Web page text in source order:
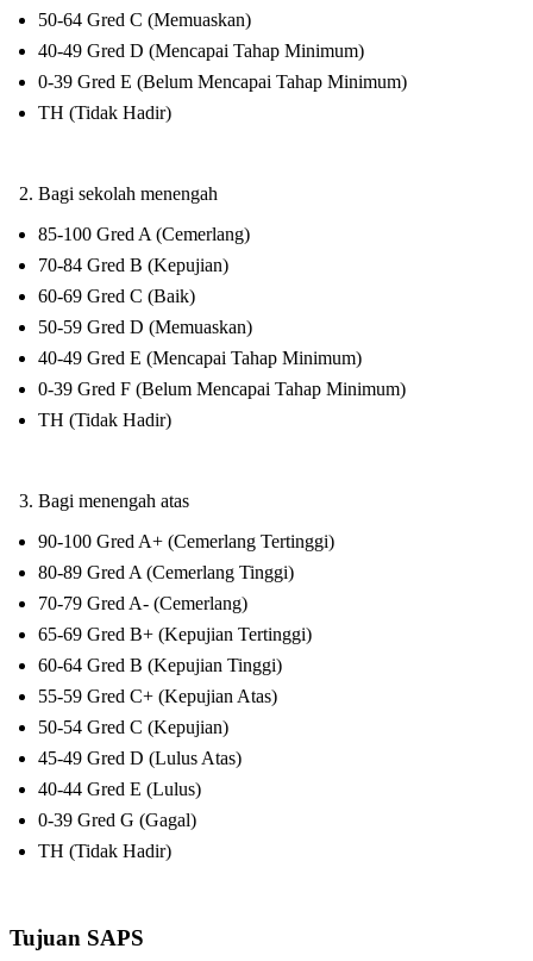
50-64 Gred C (Memuaskan)
40-49 Gred D (Mencapai Tahap Minimum)
0-39 Gred E (Belum Mencapai Tahap Minimum)
TH (Tidak Hadir)
Bagi sekolah menengah
85-100 Gred A (Cemerlang)
70-84 Gred B (Kepujian)
60-69 Gred C (Baik)
50-59 Gred D (Memuaskan)
40-49 Gred E (Mencapai Tahap Minimum)
0-39 Gred F (Belum Mencapai Tahap Minimum)
TH (Tidak Hadir)
Bagi menengah atas
90-100 Gred A+ (Cemerlang Tertinggi)
80-89 Gred A (Cemerlang Tinggi)
70-79 Gred A- (Cemerlang)
65-69 Gred B+ (Kepujian Tertinggi)
60-64 Gred B (Kepujian Tinggi)
55-59 Gred C+ (Kepujian Atas)
50-54 Gred C (Kepujian)
45-49 Gred D (Lulus Atas)
40-44 Gred E (Lulus)
0-39 Gred G (Gagal)
TH (Tidak Hadir)
Tujuan SAPS